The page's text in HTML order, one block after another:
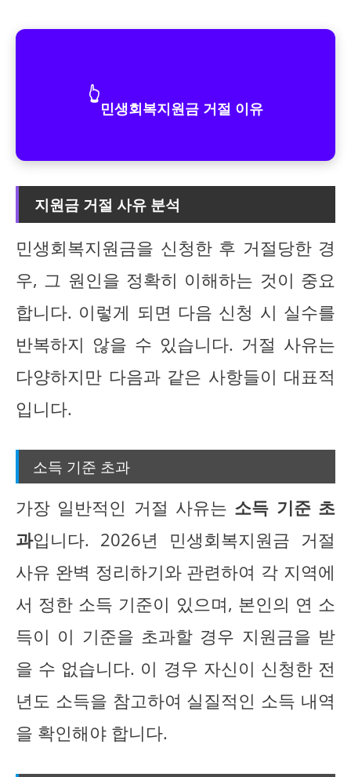
👆
민생회복지원금 거절 이유
지원금 거절 사유 분석
민생회복지원금을 신청한 후 거절당한 경
우, 그 원인을 정확히 이해하는 것이 중요
합니다. 이렇게 되면 다음 신청 시 실수를
반복하지 않을 수 있습니다. 거절 사유는
다양하지만 다음과 같은 사항들이 대표적
입니다.
소득 기준 초과
가장 일반적인 거절 사유는 소득 기준 초
과입니다. 2026년 민생회복지원금 거절
사유 완벽 정리하기와 관련하여 각 지역에
서 정한 소득 기준이 있으며, 본인의 연 소
득이 이 기준을 초과할 경우 지원금을 받
을 수 없습니다. 이 경우 자신이 신청한 전
년도 소득을 참고하여 실질적인 소득 내역
을 확인해야 합니다.